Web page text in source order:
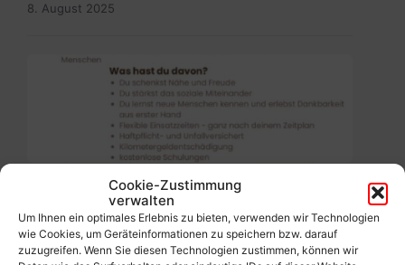
Cookie-Zustimmung
verwalten
Um Ihnen ein optimales Erlebnis zu bieten, verwenden wir Technologien
wie Cookies, um Geräteinformationen zu speichern bzw. darauf
zuzugreifen. Wenn Sie diesen Technologien zustimmen, können wir
8. August 2025
Ehrenamtbewerbung
Pflegenahversorgung.pdf
Werde freiwillige(r) Helfer(in)!
5. August 2025